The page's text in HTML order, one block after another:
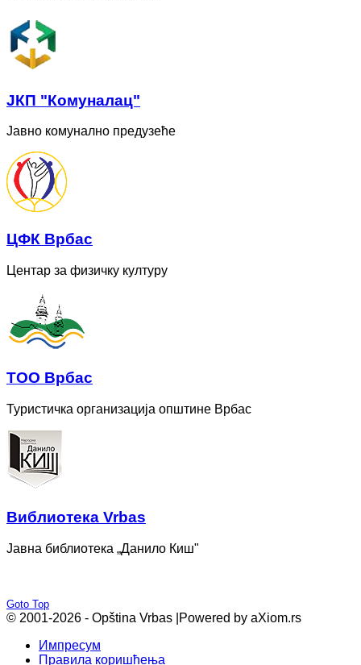
ЈКП "Комуналац"
Јавно комунално предузеће
ЦФК Врбас
Центар за физичку културу
ТОО Врбас
Туристичка организација општине Врбас
Bиблиотека Vrbas
Јавна библиотека „Данило Киш"
Goto Top
© 2001-2026 - Opština Vrbas | Powered by aXiom.rs
Импресум
Правила коришћења